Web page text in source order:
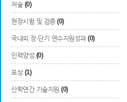
저술 (0)
현장시험 및 검증 (0)
국내외 장·단기 연수지원성과 (0)
인력양성 (0)
포상 (1)
산학연간 기술지원 (0)
14066 경기도 안양시 동안구 시민대로
COPYRIGHTS © 2014 KAIA, ALL